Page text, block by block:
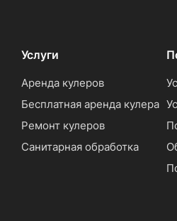
Услуги
Аренда кулеров
Бесплатная аренда кулера
Ремонт кулеров
Санитарная обработка